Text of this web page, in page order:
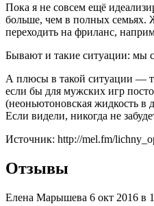
Пока я не совсем ещё
больше, чем в полных семьях.
переходить на фриланс,
Бывают и такие ситуации: мы
А плюсы в такой ситуации —
если бы для мужских игр
(неоньютоновская жидкость в
Если видели, никогда не
Источник: http://mel.fm/
Отзывы
Елена Марышева 6 окт 2016 в